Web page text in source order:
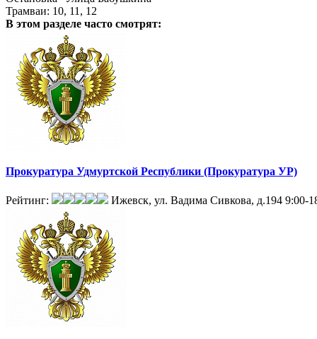
Трамваи: 10, 11, 12
В этом разделе часто смотрят:
Прокуратура Удмуртской Республики (Прокуратура УР)
Рейтинг: Ижевск, ул. Вадима Сивкова, д.194 9:00-